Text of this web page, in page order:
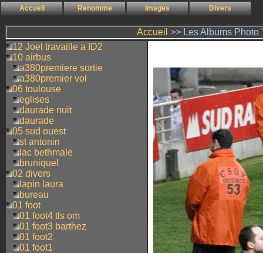
Accueil Renomme Images Divers
Accueil >> Les Albums
12 Joel travaille a ID2
10 airbus
a380premiere sortie
a380premier vol
06 toulouse
eglises
daurade nuit
daurade
05 sud ouest
st antonin
lac bethmale
bruniquel
02 divers
lapin laura
bureau
01 foot
01 foot4 tls om
01 foot3 barthez
01 foot2
01 foot1